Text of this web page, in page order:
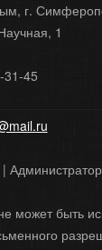
г.
1
45
|
может быть